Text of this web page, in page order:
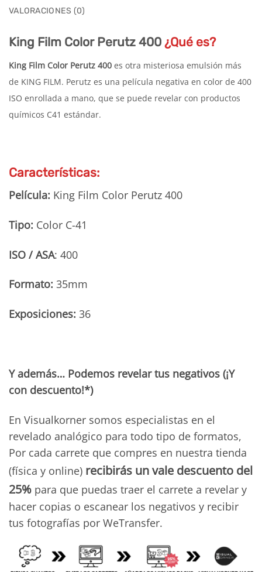
VALORACIONES (0)
King Film Color Perutz 400 ¿Qué es?
King Film Color Perutz 400 es otra misteriosa emulsión más
de KING FILM. Perutz es una película negativa en color de 400
ISO enrollada a mano, que se puede revelar con productos
químicos C41 estándar.
Características:
Película: King Film Color Perutz 400
Tipo: Color C-41
ISO / ASA: 400
Formato: 35mm
Exposiciones: 36
Y además… Podemos revelar tus negativos (¡Y
con descuento!*)
En Visualkorner somos especialistas en el
revelado analógico para todo tipo de formatos,
Por cada carrete que compres en nuestra tienda
(física y online) recibirás un vale descuento del
25% para que puedas traer el carrete a revelar y
hacer copias o escanear los negativos y recibir
tus fotografías por WeTransfer.